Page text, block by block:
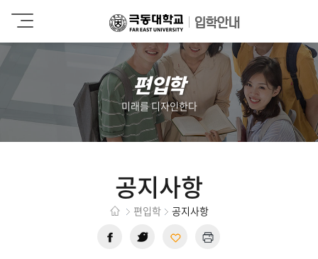
극
동
대
학
교
입학안내
편입학
미래를 디자인한다
공지사항
편입학 공지사항